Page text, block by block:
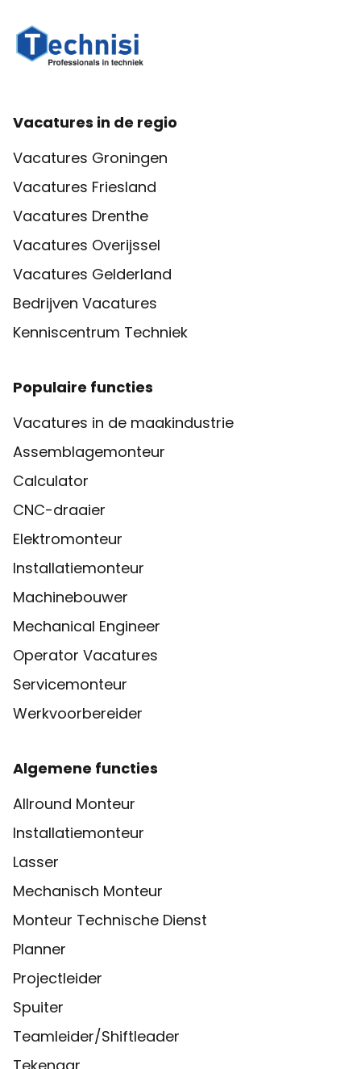
Vacatures in de regio
Vacatures Groningen
Vacatures Friesland
Vacatures Drenthe
Vacatures Overijssel
Vacatures Gelderland
Bedrijven Vacatures
Kenniscentrum Techniek
Populaire functies
Vacatures in de maakindustrie
Assemblagemonteur
Calculator
CNC-draaier
Elektromonteur
Installatiemonteur
Machinebouwer
Mechanical Engineer
Operator Vacatures
Servicemonteur
Werkvoorbereider
Algemene functies
Allround Monteur
Installatiemonteur
Lasser
Mechanisch Monteur
Monteur Technische Dienst
Planner
Projectleider
Spuiter
Teamleider/Shiftleader